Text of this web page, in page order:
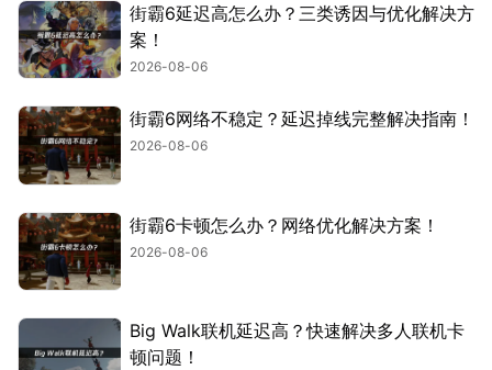
街霸6延迟高怎么办？三类诱因与优化解决方
案！
2026-08-06
街霸6网络不稳定？延迟掉线完整解决指南！
2026-08-06
街霸6卡顿怎么办？网络优化解决方案！
2026-08-06
Big Walk联机延迟高？快速解决多人联机卡
顿问题！